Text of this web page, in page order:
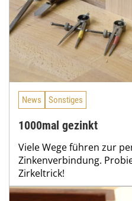
News Sonstiges
1000mal gezinkt
Viele Wege führen zur
Zinkenverbindung.
Zirkeltrick!